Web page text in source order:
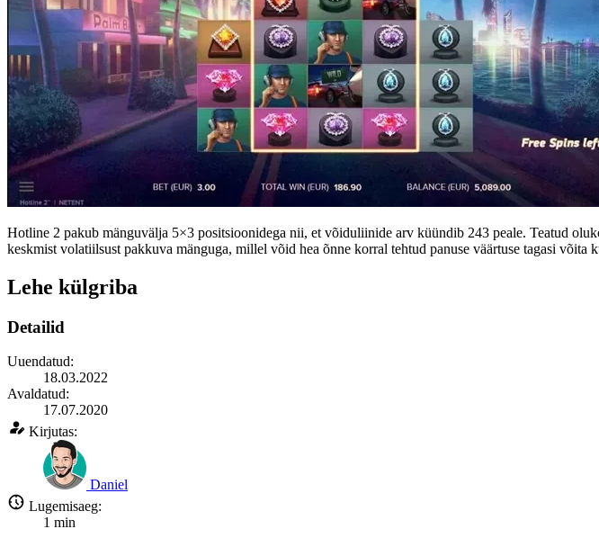
Hotline 2 pakub mänguvälja 5×3 positsioonidega nii, et võiduliinide arv küündib 243 peale. Teatud
keskmist volatiilsust pakkuva mänguga, millel võid hea õnne korral tehtud panuse väärtuse tagasi võita
Lehe külgriba
Detailid
Uuendatud:
18.03.2022
Avaldatud:
17.07.2020
Kirjutas:
Daniel
Lugemisaeg:
1 min